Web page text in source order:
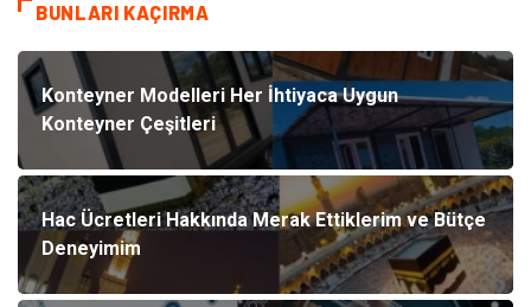
BUNLARI KAÇIRMA
Konteyner Modelleri Her İhtiyaca Uygun
Konteyner Çeşitleri
Hac Ücretleri Hakkında Merak Ettiklerim ve Bütçe
Deneyimim